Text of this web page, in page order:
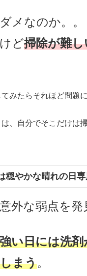
メなのか。。
ど掃除が難
みたらそれほど問題
、自分でそこだけは
穏やかな晴れの日専
外な弱点を発
い日には洗
まう。